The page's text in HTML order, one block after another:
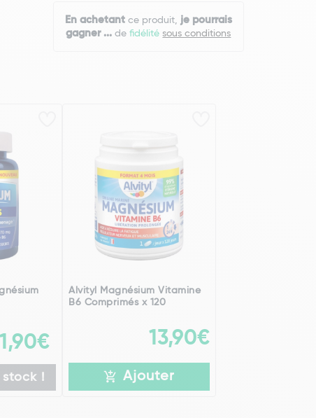
En achetantce produit, je pourrais
gagner ... defidélitésous conditions
stock !
Alvityl Magnésium Vitamine
B6 Comprimés x 120
13,90€
Ajouter